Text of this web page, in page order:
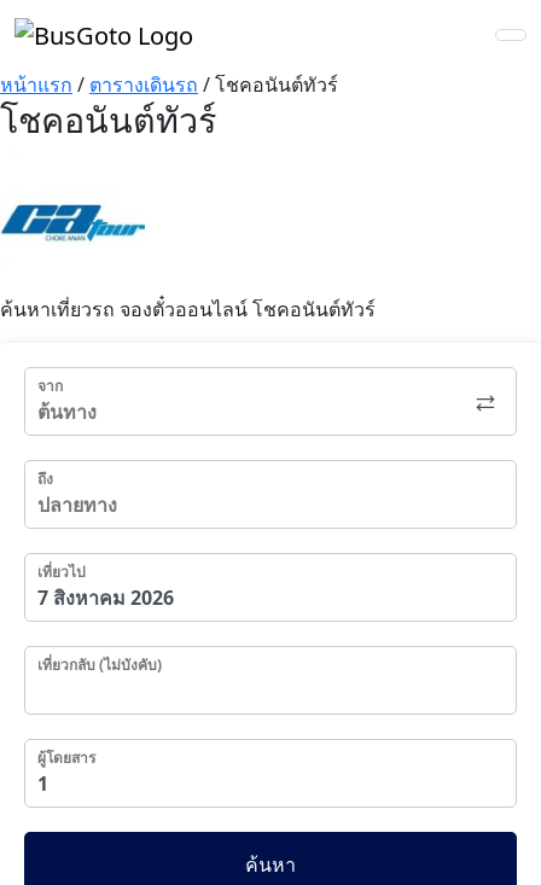
หน้าแรก / ตารางเดินรถ /โชคอนันต์ทัวร์
โชคอนันต์ทัวร์
ค้นหาเที่ยวรถ จองตั๋วออนไลน์ โชคอนันต์ทัวร์
จาก
ถึง
เที่ยวไป
เที่ยวกลับ (ไม่บังคับ)
ผู้โดยสาร
ค้นหา